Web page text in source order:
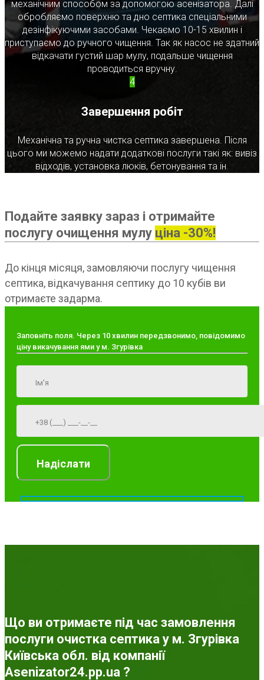
механічним способом за допомогою асенізатора. Далі
обробляємо поверхню та дно септика спеціальними
дезінфікуючими засобами. Чекаємо 10-15 хвилин і
приступаємо до ручного чищення. Так як насос не здатний
відкачати густий шар мулу, подальше чищення
проводиться вручну.
4
Завершення робіт
Механічна та ручна чистка септика завершена. Після
цього ми можемо надати додаткові послуги такі як: вивіз
відходів, установка люків, бетонування та ін.
Подайте заявку зараз і отримайте
послугу очищення мулу ціна -30%!
До кінця місяця, замовляючи послугу чищення
септика, відкачування септику до 10 кубів ви
отримаєте задарма.
Заповніть поля. Через 10 хвилин передзвонимо, повідомимо
ціну викачування ями у м. Згурівка
Що ви отримаєте під час замовлення
послуги очистка септика у м. Згурівка
Київська обл. від компанії
Asenizator24.pp.ua ?